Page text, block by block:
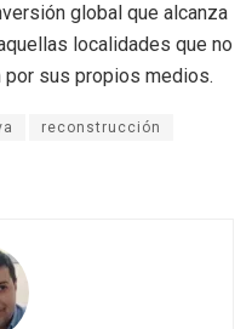
global que alcanza
localidades que no
por sus propios medios.
reconstrucción